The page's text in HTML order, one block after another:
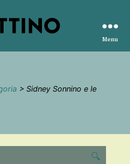
Menu
> Sidney Sonnino e le
🔍